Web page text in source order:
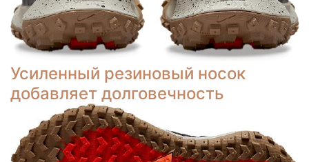
Усиленный резиновый носок
добавляет долговечность